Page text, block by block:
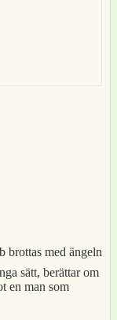
sätt, berättar om
en man som